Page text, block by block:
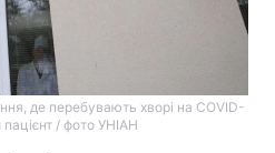
де перебувають хворі на COVID-
пацієнт / фото УНІАН